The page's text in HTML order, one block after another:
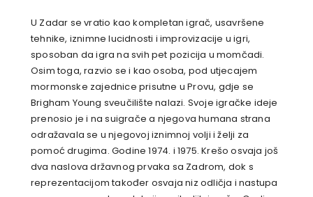
U Zadar se vratio kao kompletan igrač, usavršene
tehnike, iznimne lucidnosti i improvizacije u igri,
sposoban da igra na svih pet pozicija u momčadi.
Osim toga, razvio se i kao osoba, pod utjecajem
mormonske zajednice prisutne u Provu, gdje se
Brigham Young sveučilište nalazi. Svoje igračke ideje
prenosio je i na suigrače a njegova humana strana
odražavala se u njegovoj iznimnoj volji i želji za
pomoć drugima. Godine 1974. i 1975. Krešo osvaja još
dva naslova državnog prvaka sa Zadrom, dok s
reprezentacijom također osvaja niz odličja i nastupa